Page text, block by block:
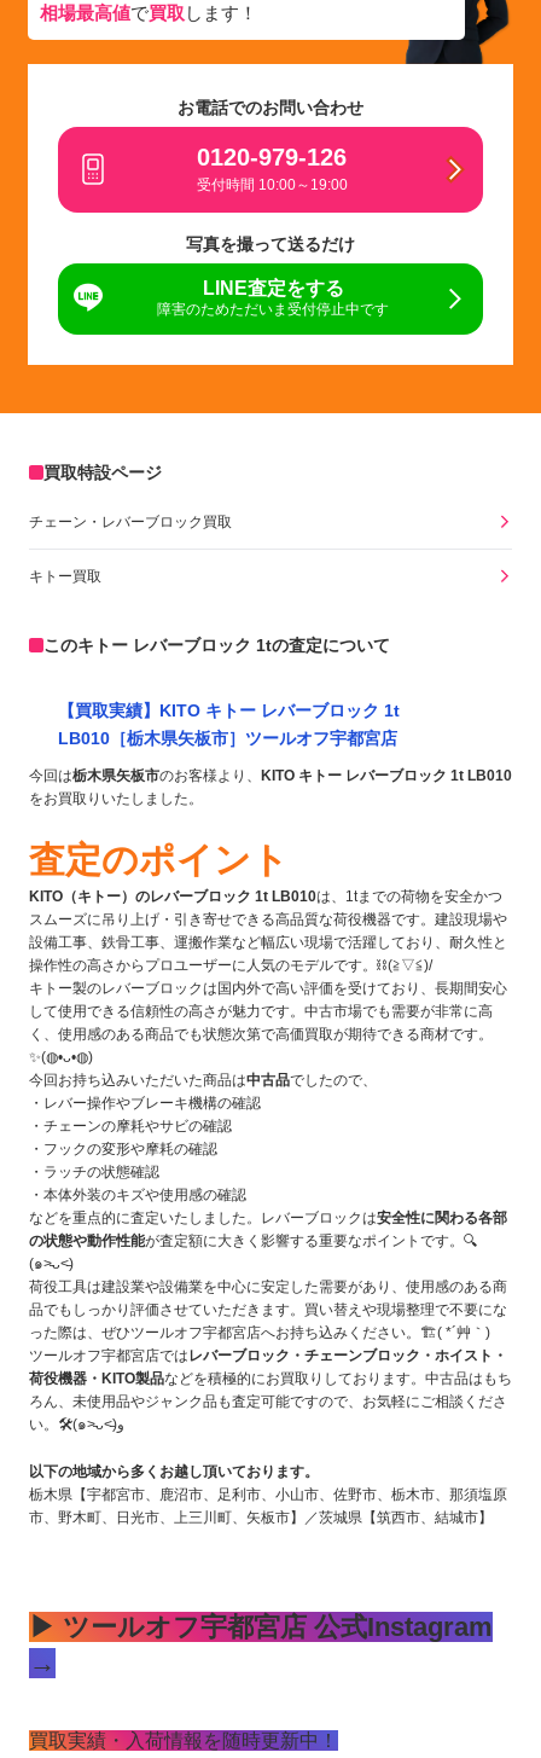
相場最高値で買取 します！
お電話でのお問い合わせ
0120-979-126
受付時間 10:00～19:00
写真を撮って送るだけ
LINE査定をする
障害のためただいま受付停止中です
買取特設ページ
チェーン・レバーブロック買取
キトー買取
このキトー レバーブロック 1tの査定について
【買取実績】KITO キトー レバーブロック 1t
LB010［栃木県矢板市］ツールオフ宇都宮店
今回は栃木県矢板市のお客様より、 KITO キトー レバーブロック 1t LB010
をお買取りいたしました。
査定のポイント
KITO（キトー）のレバーブロック 1t LB010は、1tまでの荷物を安全かつ
スムーズに吊り上げ・引き寄せできる高品質な荷役機器です。建設現場や
設備工事、鉄骨工事、運搬作業など幅広い現場で活躍しており、耐久性と
操作性の高さからプロユーザーに人気のモデルです。⛓️(≧▽≦)/
キトー製のレバーブロックは国内外で高い評価を受けており、長期間安心
して使用できる信頼性の高さが魅力です。中古市場でも需要が非常に高
く、使用感のある商品でも状態次第で高価買取が期待できる商材です。
✨(◍•ᴗ•◍)
今回お持ち込みいただいた商品は中古品でしたので、
・レバー操作やブレーキ機構の確認
・チェーンの摩耗やサビの確認
・フックの変形や摩耗の確認
・ラッチの状態確認
・本体外装のキズや使用感の確認
などを重点的に査定いたしました。レバーブロックは安全性に関わる各部
の状態や動作性能が査定額に大きく影響する重要なポイントです。🔍
(๑˃̵ᴗ˂̵)
荷役工具は建設業や設備業を中心に安定した需要があり、使用感のある商
品でもしっかり評価させていただきます。買い替えや現場整理で不要にな
った際は、ぜひツールオフ宇都宮店へお持ち込みください。🏗️( *´艸｀)
ツールオフ宇都宮店ではレバーブロック・チェーンブロック・ホイスト・
荷役機器・KITO製品などを積極的にお買取りしております。中古品はもち
ろん、未使用品やジャンク品も査定可能ですので、お気軽にご相談くださ
い。🛠(๑˃̵ᴗ˂̵)و
以下の地域から多くお越し頂いております。
栃木県【宇都宮市、鹿沼市、足利市、小山市、佐野市、栃木市、那須塩原
市、野木町、日光市、上三川町、矢板市】／茨城県【筑西市、結城市】
▶ ツールオフ宇都宮店 公式Instagram
→
買取実績・入荷情報を随時更新中！